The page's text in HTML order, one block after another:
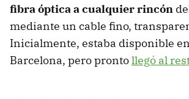
fibra óptica a cualquier rincón
mediante un cable fino,
Inicialmente, estaba disponible
Barcelona, pero prontollegó al